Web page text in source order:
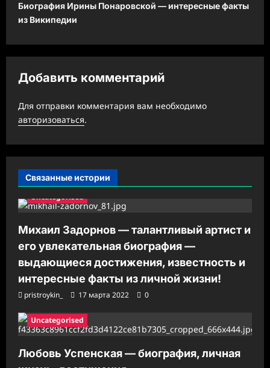
г
а
ц
я
з
а
и
и
Биография Ирины Понаровской — интересные факты
из Википедии
Добавить комментарий
Для отправки комментария вам необходимо
авторизоваться.
Связанные истории
Uncategorised
Михаил Задорнов — талантливый артист и
его увлекательная биография —
выдающиеся достижения, известность и
интересные факты из личной жизни!
pristroykin_ 17 марта 2022 0
Uncategorised
Любовь Успенская — биография, личная